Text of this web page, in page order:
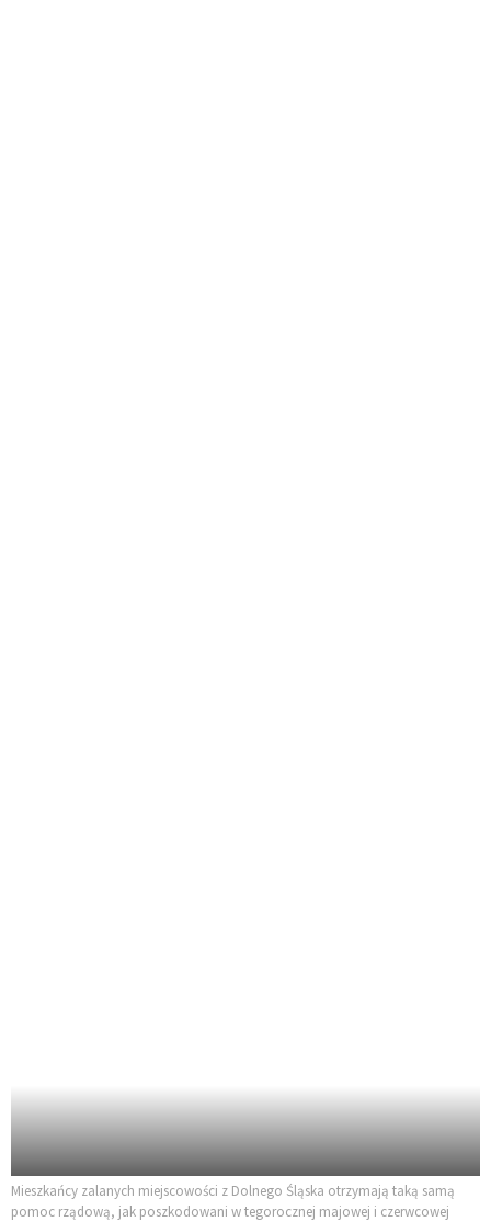
Mieszkańcy zalanych miejscowości z Dolnego Śląska otrzymają taką samą
pomoc rządową, jak poszkodowani w tegorocznej majowej i czerwcowej